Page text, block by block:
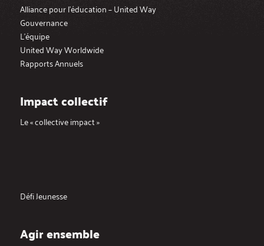
Alliance pour l’éducation – United Way
Gouvernance
L’équipe
United Way Worldwide
Rapports Annuels
Impact collectif
Le « collective impact »
Défi Jeunesse
Agir ensemble